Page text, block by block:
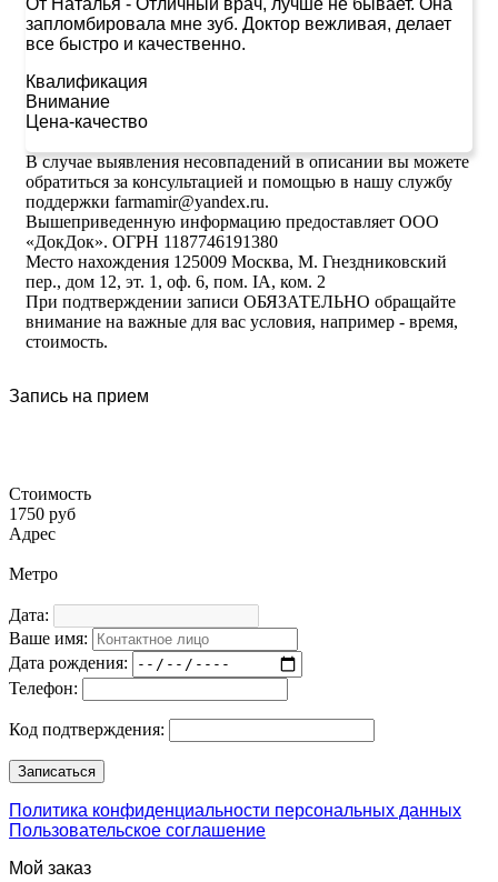
запломбировала мне зуб. Доктор вежливая, делает
все быстро и качественно.
Квалификация
Внимание
Цена-качество
В случае выявления несовпадений в описании вы можете
обратиться за консультацией и помощью в нашу службу
поддержки farmamir@yandex.ru.
Вышеприведенную информацию предоставляет ООО
«ДокДок». ОГРН 1187746191380
Место нахождения 125009 Москва, М. Гнездниковский
пер., дом 12, эт. 1, оф. 6, пом. IA, ком. 2
При подтверждении записи ОБЯЗАТЕЛЬНО обращайте
внимание на важные для вас условия, например - время,
стоимость.
Запись на прием
Стоимость
1750 руб
Адрес
Метро
Дата:
Ваше имя:
Дата рождения:
Телефон:
Код подтверждения:
Политика конфиденциальности персональных данных
Пользовательское соглашение
Мой заказ